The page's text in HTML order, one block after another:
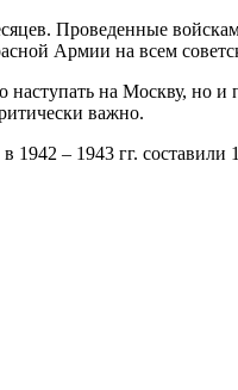
Проведенные
Армии на всем
на Москву, но
важно.
– 1943 гг.